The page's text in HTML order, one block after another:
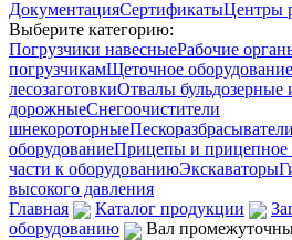
ДокументацияСертификатыЦентры
Выберите категорию:
Погрузчики навесныеРабочие
погрузчикамЩеточное
лесозаготовкиОтвалы бульдозерные
дорожныеСнегоочистители
шнекороторныеПескоразбрасыватели
оборудованиеПрицепы и прицепное
части к оборудованиюЭкскаваторы
высокого давления
Главная
Каталог продукции
оборудованию
Вал